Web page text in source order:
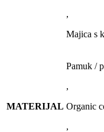
,
Majica s
MATERIJAL
Pamuk /
,
Organic
,